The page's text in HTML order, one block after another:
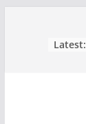
Latest: